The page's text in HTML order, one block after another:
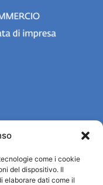
come i cookie
del dispositivo. Il
elaborare dati come il